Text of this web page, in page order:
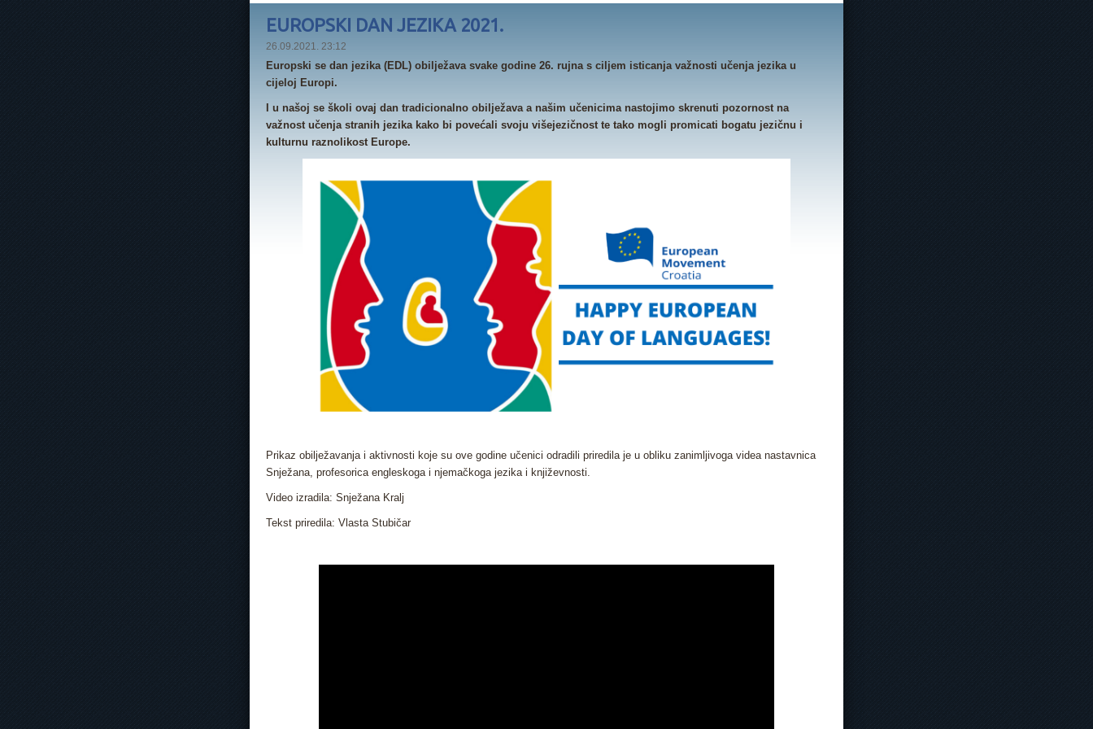
EUROPSKI DAN JEZIKA 2021.
26.09.2021. 23:12
Europski se dan jezika (EDL) obilježava svake godine 26. rujna s ciljem isticanja važnosti učenja jezika u
cijeloj Europi.
I u našoj se školi ovaj dan tradicionalno obilježava a našim učenicima nastojimo skrenuti pozornost na
važnost učenja stranih jezika kako bi povećali svoju višejezičnost te tako mogli promicati bogatu jezičnu i
kulturnu raznolikost Europe.
Prikaz obilježavanja i aktivnosti koje su ove godine učenici odradili priredila je u obliku zanimljivoga videa nastavnica
Snježana, profesorica engleskoga i njemačkoga jezika i književnosti.
Video izradila: Snježana Kralj
Tekst priredila: Vlasta Stubičar